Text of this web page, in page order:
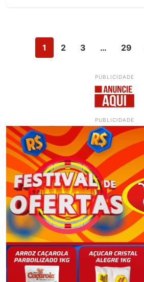
1 2 3 … 29
PUBLICIDADE
PUBLICIDADE